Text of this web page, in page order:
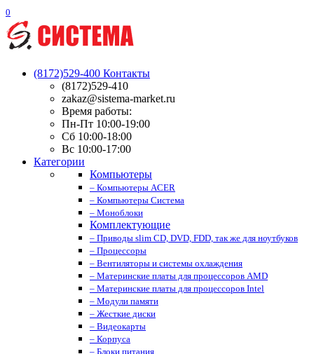
0
(8172)529-400 Контакты
(8172)529-410
zakaz@sistema-market.ru
Время работы:
Пн-Пт 10:00-19:00
Сб 10:00-18:00
Вс 10:00-17:00
Категории
Компьютеры
– Компьютеры ACER
– Компьютеры Система
– Моноблоки
Комплектующие
– Приводы slim CD, DVD, FDD, так же для ноутбуков
– Процессоры
– Вентиляторы и системы охлаждения
– Материнские платы для процессоров AMD
– Материнские платы для процессоров Intel
– Модули памяти
– Жесткие диски
– Видеокарты
– Корпуса
– Блоки питания